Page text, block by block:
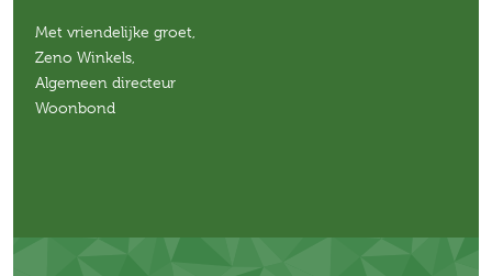
Met vriendelijke groet,
Zeno Winkels,
Algemeen directeur
Woonbond